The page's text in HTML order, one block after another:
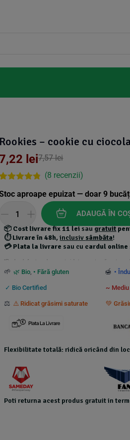
Rookies – cookie cu
7,57lei
lei
of 5
customer
ratings
(8 recenzii)
aproape epuizat — doar9
ADAUGĂ ÎN
📦Cost livrare fix 11 leisaugratuit
⏱️Livrare în 48h,inclusiv sâmbăta!
💳Plata la livrare sau cu cardul online
*Produsele foarte grele au costuri de transport suplimentare
🌱 🌿 Bio, • Fără gluten 🍯 •
✓ Bio Certified ~
⚖️ ⚠️ Ridicat grăsimi saturate 💚
Flexibilitate totală: ridică oricând din
Poti returna acest produs gratuit in